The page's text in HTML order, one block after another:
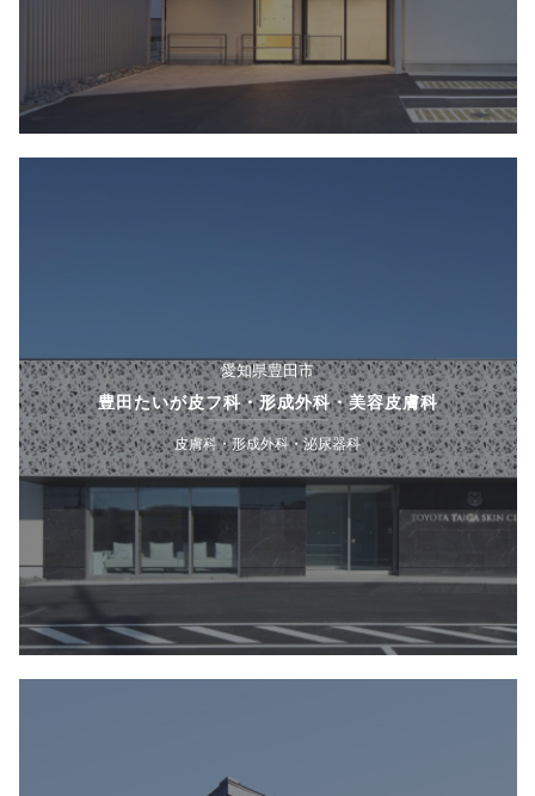
愛知県豊田市
豊田たいが皮フ科・形成外科・美容皮膚科
皮膚科・形成外科・泌尿器科